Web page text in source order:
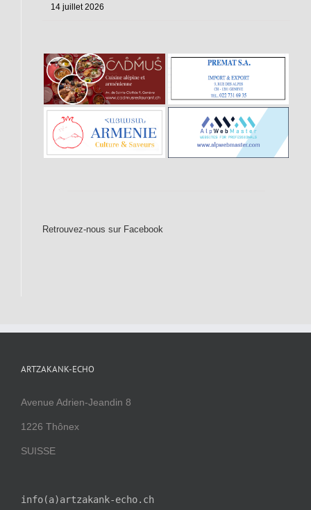
14 juillet 2026
Retrouvez-nous sur Facebook
ARTZAKANK-ECHO
Avenue Adrien-Jeandin 8
1226 Thônex
SUISSE
info(a)artzakank-echo.ch